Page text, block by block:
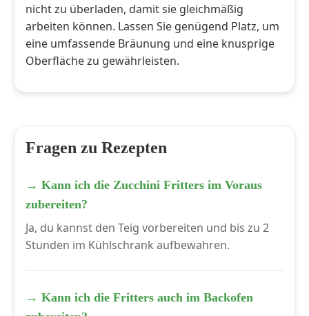
nicht zu überladen, damit sie gleichmäßig
arbeiten können. Lassen Sie genügend Platz, um
eine umfassende Bräunung und eine knusprige
Oberfläche zu gewährleisten.
Fragen zu Rezepten
→ Kann ich die Zucchini Fritters im Voraus
zubereiten?
Ja, du kannst den Teig vorbereiten und bis zu 2
Stunden im Kühlschrank aufbewahren.
→ Kann ich die Fritters auch im Backofen